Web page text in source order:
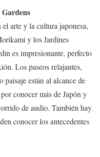
arte y la cultura japonesa,
y los Jardines
es impresionante, perfecto
Los paseos relajantes,
paisaje están al alcance de
conocer más de Japón y
de audio. También hay
conocer los antecedentes